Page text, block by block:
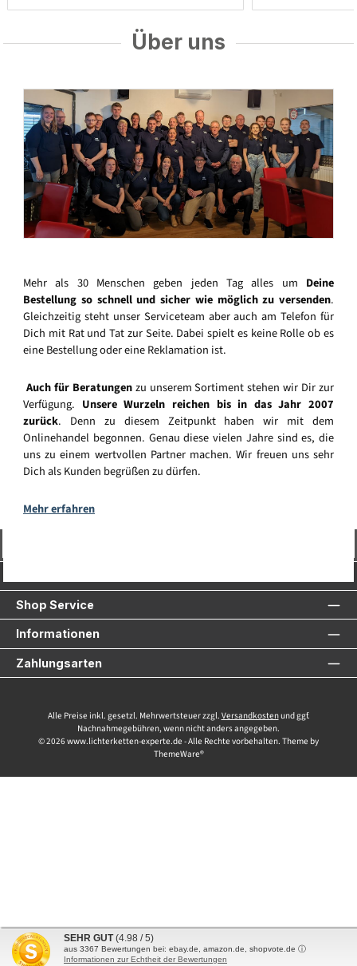
Über uns
Mehr als 30 Menschen geben jeden Tag alles um Deine
Bestellung so schnell und sicher wie möglich zu versenden.
Gleichzeitig steht unser Serviceteam aber auch am Telefon für
Dich mit Rat und Tat zur Seite. Dabei spielt es keine Rolle ob es
eine Bestellung oder eine Reklamation ist.
Auch für Beratungenzu unserem Sortiment stehen wir Dir zur
Verfügung. Unsere Wurzeln reichen bis in das Jahr 2007
zurück. Denn zu diesem Zeitpunkt haben wir mit dem
Onlinehandel begonnen. Genau diese vielen Jahre sind es, die
uns zu einem wertvollen Partner machen. Wir freuen uns sehr
Dich als Kunden begrüßen zu dürfen.
Mehr erfahren
Shop Service
Informationen
Zahlungsarten
Alle Preise inkl. gesetzl. Mehrwertsteuer zzgl. Versandkostenund ggf.
Nachnahmegebühren, wenn nicht anders angegeben.
© 2026 www.lichterketten-experte.de - Alle Rechte vorbehalten. Theme by
ThemeWare®
SEHR GUT (4.98 / 5)
aus 3367 Bewertungen bei: ebay.de, amazon.de, shopvote.de ⓘ
Informationen zur Echtheit der Bewertungen